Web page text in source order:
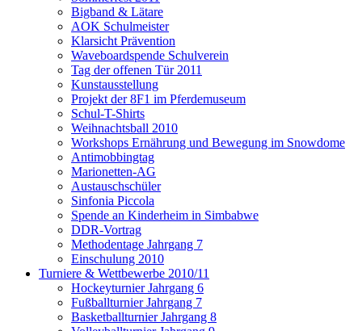
Bigband & Lätare
AOK Schulmeister
Klarsicht Prävention
Waveboardspende Schulverein
Tag der offenen Tür 2011
Kunstausstellung
Projekt der 8F1 im Pferdemuseum
Schul-T-Shirts
Weihnachtsball 2010
Workshops Ernährung und Bewegung im Snowdome
Antimobbingtag
Marionetten-AG
Austauschschüler
Sinfonia Piccola
Spende an Kinderheim in Simbabwe
DDR-Vortrag
Methodentage Jahrgang 7
Einschulung 2010
Turniere & Wettbewerbe 2010/11
Hockeyturnier Jahrgang 6
Fußballturnier Jahrgang 7
Basketballturnier Jahrgang 8